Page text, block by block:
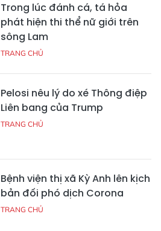
Trong lúc đánh cá, tá hỏa
phát hiện thi thể nữ giới trên
sông Lam
TRANG CHỦ
Pelosi nêu lý do xé Thông điệp
Liên bang của Trump
TRANG CHỦ
Bệnh viện thị xã Kỳ Anh lên kịch
bản đối phó dịch Corona
TRANG CHỦ